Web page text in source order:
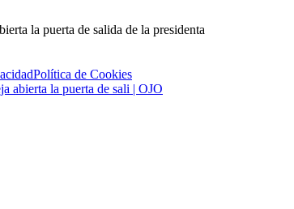
la puerta de salida de la presidenta
Política de Cookies